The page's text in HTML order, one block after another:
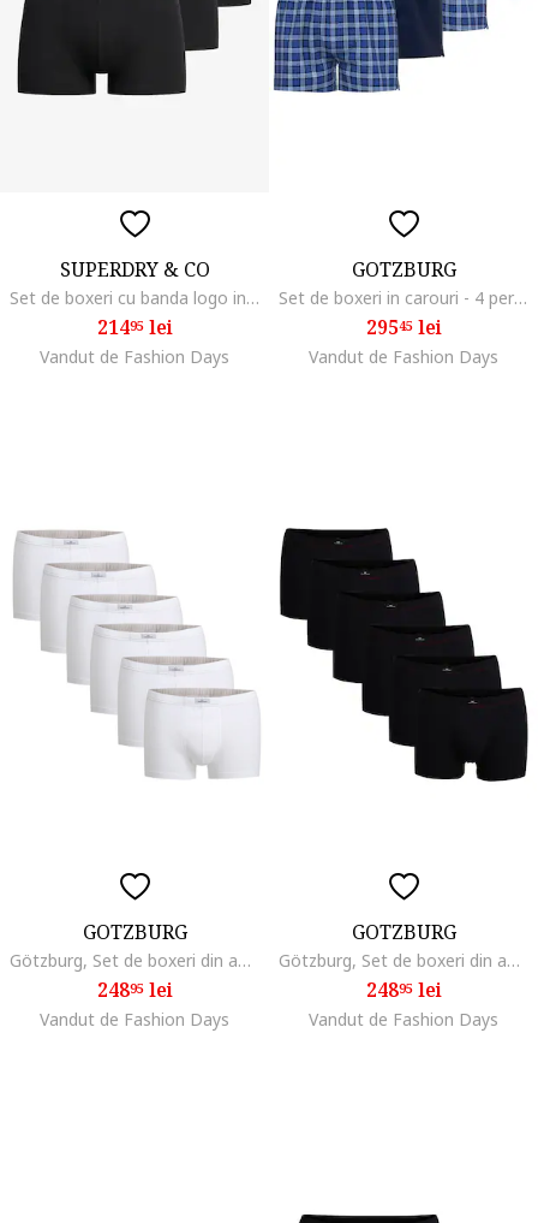
SUPERDRY & CO
Set de boxeri cu banda logo in talie - 3 Perechi, Negru/Portocaliu
21495lei
Vandut de Fashion Days
GOTZBURG
Set de boxeri in carouri - 4 perechi, Alb/Albastru
29545lei
Vandut de Fashion Days
GOTZBURG
Götzburg, Set de boxeri din amestec de bumbac -6 perechi, Alb
24895lei
Vandut de Fashion Days
GOTZBURG
Götzburg, Set de boxeri din amestec de bumbac -6 perechi, Negru
24895lei
Vandut de Fashion Days